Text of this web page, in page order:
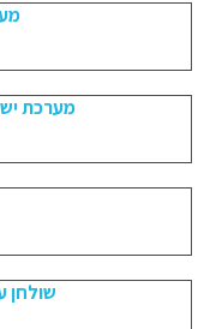
מערכת
שולחן